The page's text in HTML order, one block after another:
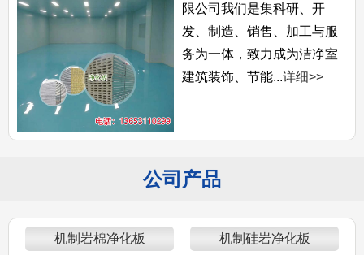
限公司我们是集科研、开
发、制造、销售、加工与服
务为一体，致力成为洁净室
建筑装饰、节能...详细>>
公司产品
机制岩棉净化板 机制硅岩净化板